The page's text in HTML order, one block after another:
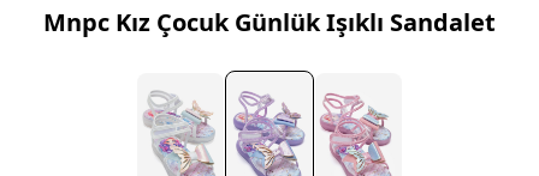
Mnpc Kız Çocuk Günlük Işıklı Sandalet